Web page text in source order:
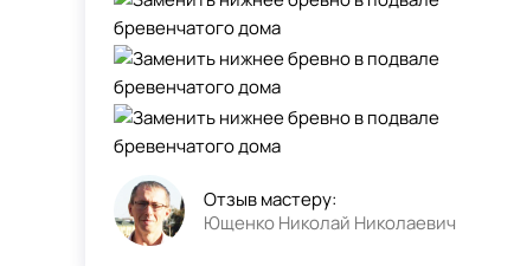
Отзыв мастеру:
Ющенко Николай Николаевич